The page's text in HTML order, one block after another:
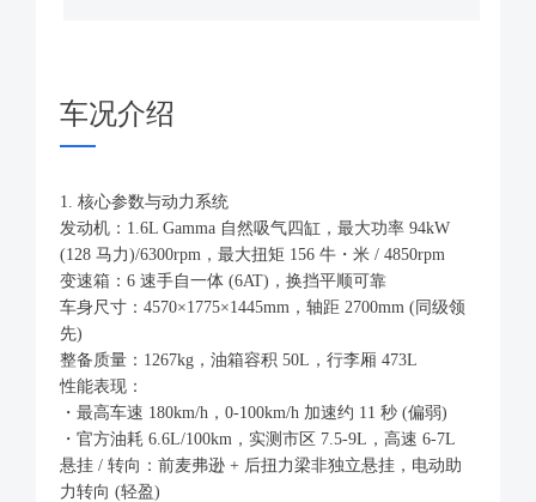
车况介绍
1. 核心参数与动力系统
发动机：1.6L Gamma 自然吸气四缸，最大功率 94kW
(128 马力)/6300rpm，最大扭矩 156 牛・米 / 4850rpm
变速箱：6 速手自一体 (6AT)，换挡平顺可靠
车身尺寸：4570×1775×1445mm，轴距 2700mm (同级领
先)
整备质量：1267kg，油箱容积 50L，行李厢 473L
性能表现：
・最高车速 180km/h，0-100km/h 加速约 11 秒 (偏弱)
・官方油耗 6.6L/100km，实测市区 7.5-9L，高速 6-7L
悬挂 / 转向：前麦弗逊 + 后扭力梁非独立悬挂，电动助
力转向 (轻盈)